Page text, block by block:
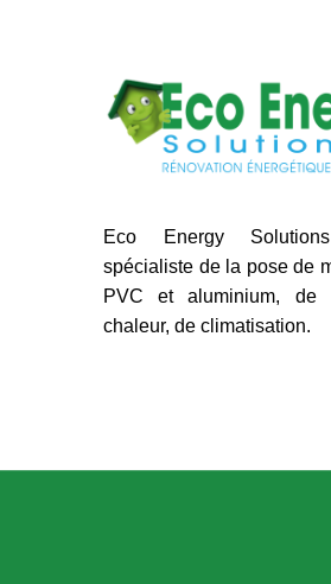
Eco Energy
spécialiste de la pose de
PVC et aluminium, de
chaleur, de climatisation.